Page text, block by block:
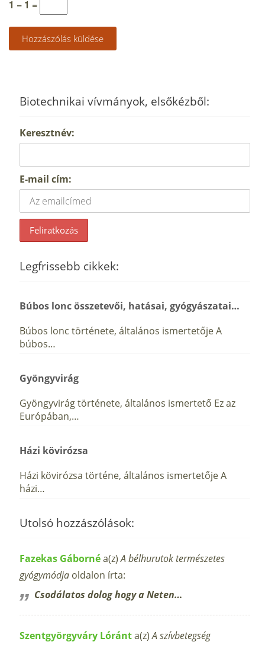
1 − 1 =
Biotechnikai vívmányok, elsőkézből:
Keresztnév:
E-mail cím:
Legfrissebb cikkek:
Búbos lonc összetevői, hatásai, gyógyászatai…
Búbos lonc története, általános ismertetője A
búbos…
Gyöngyvirág
Gyöngyvirág története, általános ismertető Ez az
Európában,…
Házi kövirózsa
Házi kövirózsa történe, általános ismertetője A
házi…
Utolsó hozzászólások:
Fazekas Gábornéa(z)A bélhurutok természetes
gyógymódja oldalon írta:
Csodálatos dolog hogy a Neten…
Szentgyörgyváry Lóránta(z)A szívbetegség